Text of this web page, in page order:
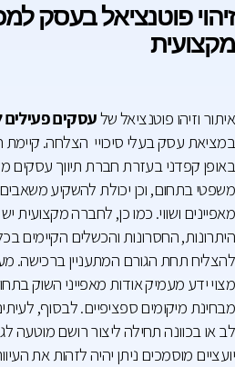
זיהוי פוטנציאל בעסק
מקצועית
איתור וזיהו פוטנציאל שלעסקים
במציאת עסק בעלי סיכויי הצלחה. קיימת
באופן קפדני בעזרת חברת תיווך עסקים
משפטי בתחום, וכן יכולת להשקיע
מאפיינים ושווי. כמו כן, לחברה מקצועית
היתרונות, החסרונות והכשלים הקיימים
להצליח תחת הגורם המתעניין ברכישה.
מצוי ידע מעמיק אודות מאפייני השוק
מבחינת מיקומים ספציפיים. לבסוף,
לב או בכוונה תחילה ליצור רושם מוטעה
יועציים מוסמכים ניתן יהיה לזהות את